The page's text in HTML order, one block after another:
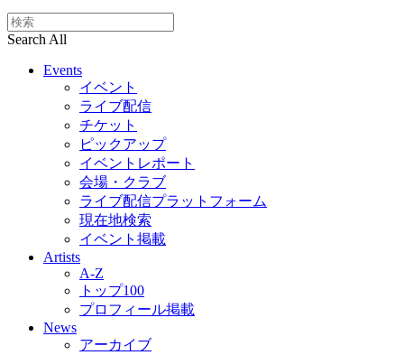
Search All
Events
イベント
ライブ配信
チケット
ピックアップ
イベントレポート
会場・クラブ
ライブ配信プラットフォーム
現在地検索
イベント掲載
Artists
A-Z
トップ100
プロフィール掲載
News
アーカイブ